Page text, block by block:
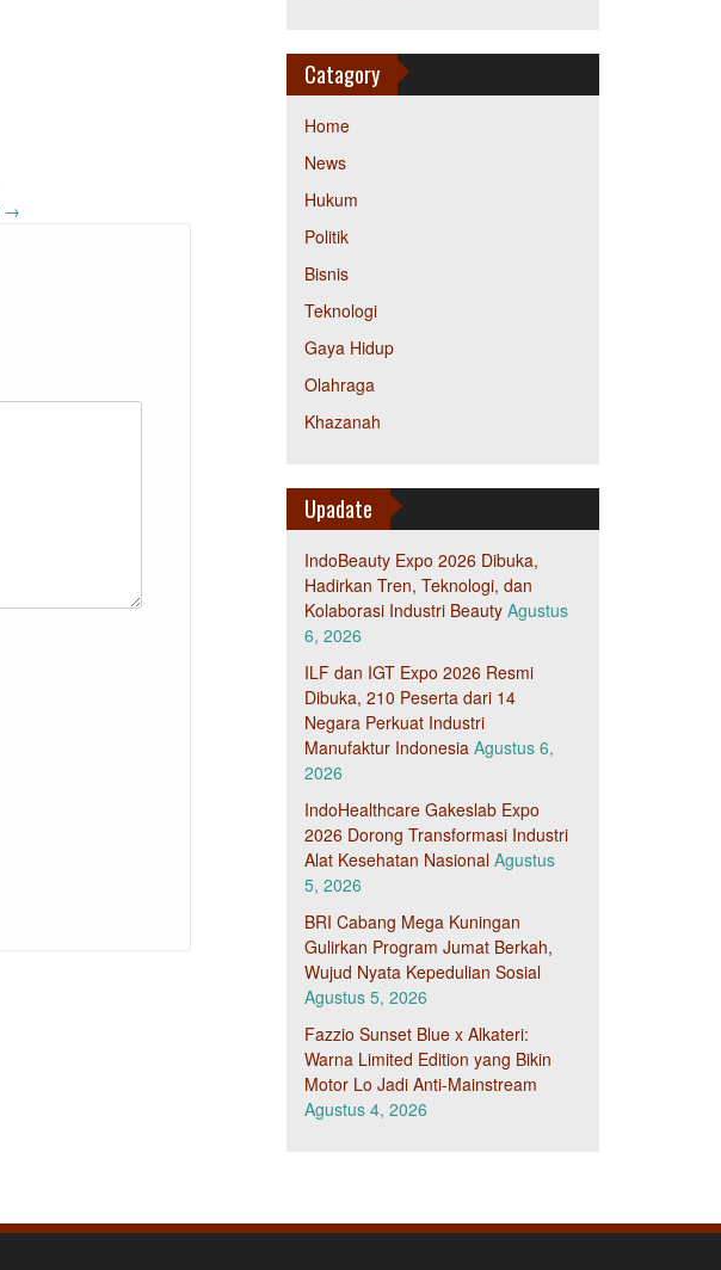
→
Catagory
Home
News
Hukum
Politik
Bisnis
Teknologi
Gaya Hidup
Olahraga
Khazanah
Upadate
IndoBeauty Expo 2026 Dibuka,
Hadirkan Tren, Teknologi, dan
Kolaborasi Industri Beauty Agustus
6, 2026
ILF dan IGT Expo 2026 Resmi
Dibuka, 210 Peserta dari 14
Negara Perkuat Industri
Manufaktur Indonesia Agustus 6,
2026
IndoHealthcare Gakeslab Expo
2026 Dorong Transformasi Industri
Alat Kesehatan Nasional Agustus
5, 2026
BRI Cabang Mega Kuningan
Gulirkan Program Jumat Berkah,
Wujud Nyata Kepedulian Sosial
Agustus 5, 2026
Fazzio Sunset Blue x Alkateri:
Warna Limited Edition yang Bikin
Motor Lo Jadi Anti-Mainstream
Agustus 4, 2026